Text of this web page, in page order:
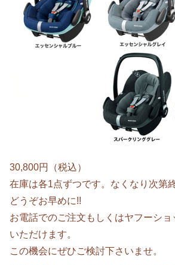
30,800円（税込）
在庫は各1点ずつです。なくなり次第
どうぞお早めに!!
お電話でのご注文もしくはヤフーシ
いただけます。
この機会にぜひご検討下さいませ。